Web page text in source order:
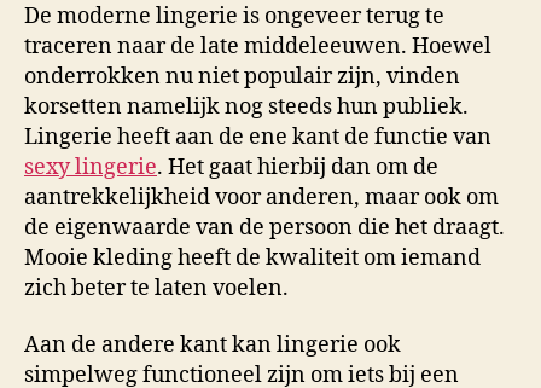
De moderne lingerie is ongeveer terug te
traceren naar de late middeleeuwen. Hoewel
onderrokken nu niet populair zijn, vinden
korsetten namelijk nog steeds hun publiek.
Lingerie heeft aan de ene kant de functie van
sexy lingerie. Het gaat hierbij dan om de
aantrekkelijkheid voor anderen, maar ook om
de eigenwaarde van de persoon die het draagt.
Mooie kleding heeft de kwaliteit om iemand
zich beter te laten voelen.
Aan de andere kant kan lingerie ook
simpelweg functioneel zijn om iets bij een